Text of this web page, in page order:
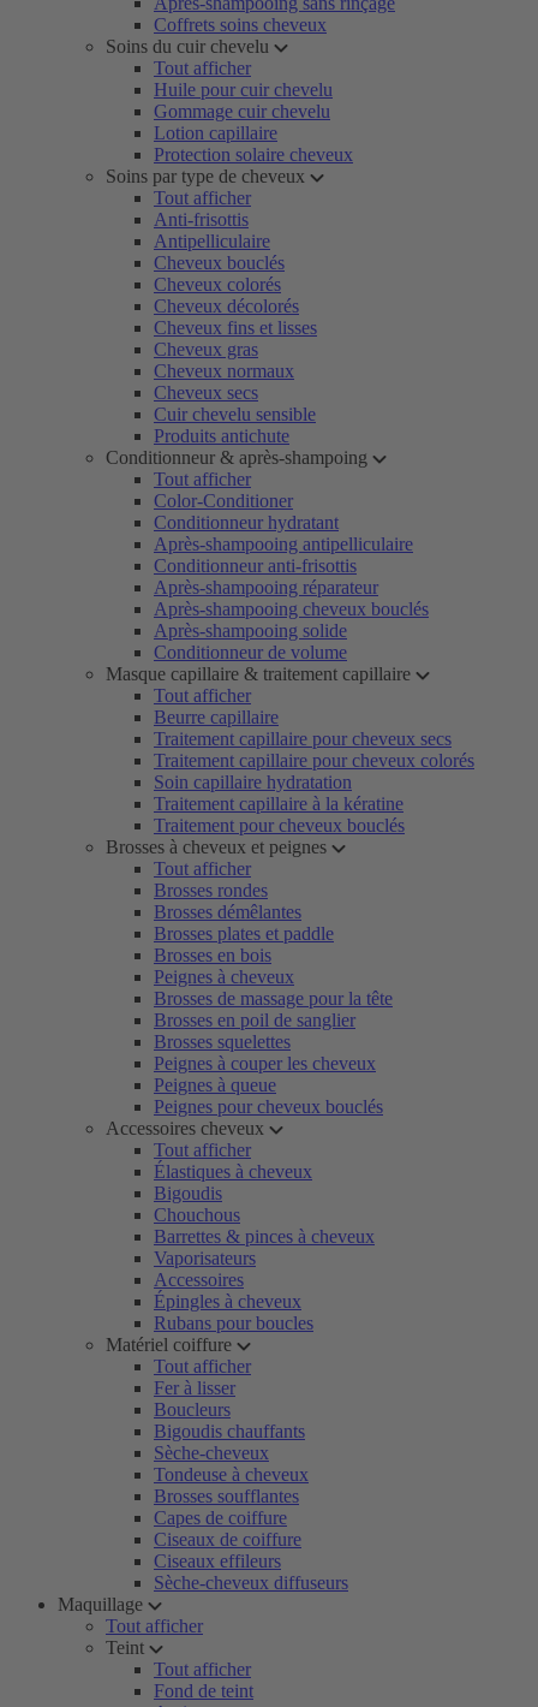
Coffrets soins cheveux
Soins du cuir chevelu
Tout afficher
Huile pour cuir chevelu
Gommage cuir chevelu
Lotion capillaire
Protection solaire cheveux
Soins par type de cheveux
Tout afficher
Anti-frisottis
Antipelliculaire
Cheveux bouclés
Cheveux colorés
Cheveux décolorés
Cheveux fins et lisses
Cheveux gras
Cheveux normaux
Cheveux secs
Cuir chevelu sensible
Produits antichute
Conditionneur & après-shampoing
Tout afficher
Color-Conditioner
Conditionneur hydratant
Après-shampooing antipelliculaire
Conditionneur anti-frisottis
Après-shampooing réparateur
Après-shampooing cheveux bouclés
Après-shampooing solide
Conditionneur de volume
Masque capillaire & traitement capillaire
Tout afficher
Beurre capillaire
Traitement capillaire pour cheveux secs
Traitement capillaire pour cheveux colorés
Soin capillaire hydratation
Traitement capillaire à la kératine
Traitement pour cheveux bouclés
Brosses à cheveux et peignes
Tout afficher
Brosses rondes
Brosses démêlantes
Brosses plates et paddle
Brosses en bois
Peignes à cheveux
Brosses de massage pour la tête
Brosses en poil de sanglier
Brosses squelettes
Peignes à couper les cheveux
Peignes à queue
Peignes pour cheveux bouclés
Accessoires cheveux
Tout afficher
Élastiques à cheveux
Bigoudis
Chouchous
Barrettes & pinces à cheveux
Vaporisateurs
Accessoires
Épingles à cheveux
Rubans pour boucles
Matériel coiffure
Tout afficher
Fer à lisser
Boucleurs
Bigoudis chauffants
Sèche-cheveux
Tondeuse à cheveux
Brosses soufflantes
Capes de coiffure
Ciseaux de coiffure
Ciseaux effileurs
Sèche-cheveux diffuseurs
Maquillage
Tout afficher
Teint
Tout afficher
Fond de teint